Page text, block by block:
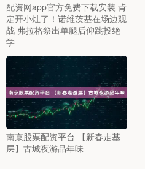
配资网app官方免费下载安装 肯
定开小灶了！诺维茨基在场边观
战 弗拉格祭出单腿后仰跳投绝
学
南京股票配资平台 【新春走基
层】古城夜游品年味